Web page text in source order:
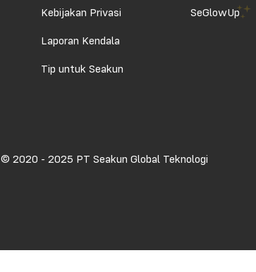
Kebijakan Privasi
Laporan Kendala
Tip untuk Seakun
SeGlowUp
© 2020 - 2025 PT Seakun Global Teknologi